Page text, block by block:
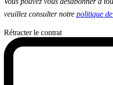
veuillez consulter notre politique
Rétracter le contrat